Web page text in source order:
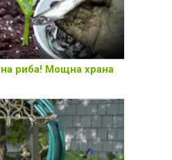
риба! Мощна храна